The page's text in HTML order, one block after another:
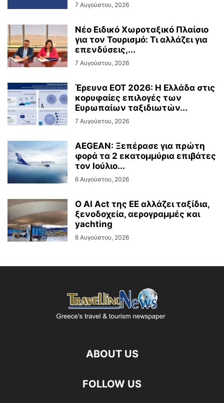
7 Αυγούστου, 2026
Νέο Ειδικό Χωροταξικό Πλαίσιο
για τον Τουρισμό: Τι αλλάζει για
επενδύσεις,...
7 Αυγούστου, 2026
Έρευνα ΕΟΤ 2026: Η Ελλάδα στις
κορυφαίες επιλογές των
Ευρωπαίων ταξιδιωτών...
7 Αυγούστου, 2026
AEGEAN: Ξεπέρασε για πρώτη
φορά τα 2 εκατομμύρια επιβάτες
τον Ιούλιο...
6 Αυγούστου, 2026
Ο AI Act της ΕΕ αλλάζει ταξίδια,
ξενοδοχεία, αερογραμμές και
yachting
6 Αυγούστου, 2026
ABOUT US
FOLLOW US